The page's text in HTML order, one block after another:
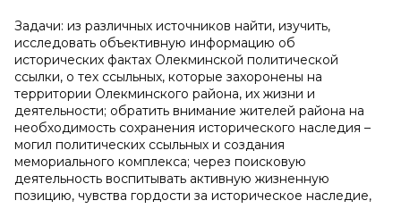
Задачи: из различных источников найти, изучить,
исследовать объективную информацию об
исторических фактах Олекминской политической
ссылки, о тех ссыльных, которые захоронены на
территории Олекминского района, их жизни и
деятельности; обратить внимание жителей района на
необходимость сохранения исторического наследия –
могил политических ссыльных и создания
мемориального комплекса; через поисковую
деятельность воспитывать активную жизненную
позицию, чувства гордости за историческое наследие,